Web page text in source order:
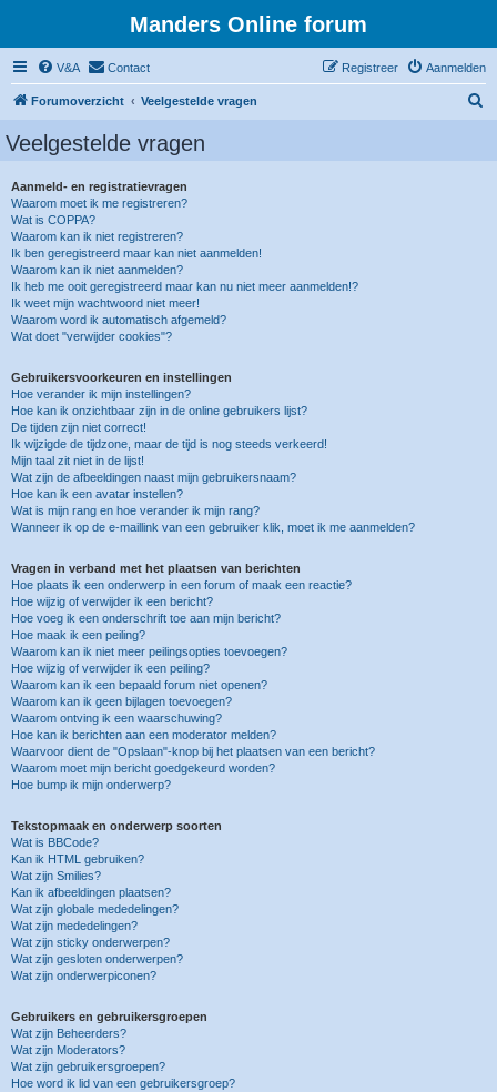
Manders Online forum
V&A Contact Aanmelden
Registreer
Forumoverzicht Veelgestelde vragen
Veelgestelde vragen
Aanmeld- en registratievragen
Waarom moet ik me registreren?
Wat is COPPA?
Waarom kan ik niet registreren?
Ik ben geregistreerd maar kan niet aanmelden!
Waarom kan ik niet aanmelden?
Ik heb me ooit geregistreerd maar kan nu niet meer aanmelden!?
Ik weet mijn wachtwoord niet meer!
Waarom word ik automatisch afgemeld?
Wat doet "verwijder cookies"?
Gebruikersvoorkeuren en instellingen
Hoe verander ik mijn instellingen?
Hoe kan ik onzichtbaar zijn in de online gebruikers lijst?
De tijden zijn niet correct!
Ik wijzigde de tijdzone, maar de tijd is nog steeds verkeerd!
Mijn taal zit niet in de lijst!
Wat zijn de afbeeldingen naast mijn gebruikersnaam?
Hoe kan ik een avatar instellen?
Wat is mijn rang en hoe verander ik mijn rang?
Wanneer ik op de e-maillink van een gebruiker klik, moet ik me aanmelden?
Vragen in verband met het plaatsen van berichten
Hoe plaats ik een onderwerp in een forum of maak een reactie?
Hoe wijzig of verwijder ik een bericht?
Hoe voeg ik een onderschrift toe aan mijn bericht?
Hoe maak ik een peiling?
Waarom kan ik niet meer peilingsopties toevoegen?
Hoe wijzig of verwijder ik een peiling?
Waarom kan ik een bepaald forum niet openen?
Waarom kan ik geen bijlagen toevoegen?
Waarom ontving ik een waarschuwing?
Hoe kan ik berichten aan een moderator melden?
Waarvoor dient de "Opslaan"-knop bij het plaatsen van een bericht?
Waarom moet mijn bericht goedgekeurd worden?
Hoe bump ik mijn onderwerp?
Tekstopmaak en onderwerp soorten
Wat is BBCode?
Kan ik HTML gebruiken?
Wat zijn Smilies?
Kan ik afbeeldingen plaatsen?
Wat zijn globale mededelingen?
Wat zijn mededelingen?
Wat zijn sticky onderwerpen?
Wat zijn gesloten onderwerpen?
Wat zijn onderwerpiconen?
Gebruikers en gebruikersgroepen
Wat zijn Beheerders?
Wat zijn Moderators?
Wat zijn gebruikersgroepen?
Hoe word ik lid van een gebruikersgroep?